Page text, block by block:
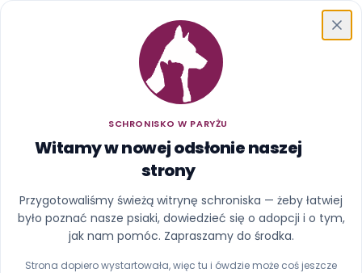
SCHRONISKO W PARYŻU
Witamy w nowej odsłonie naszej
strony
Przygotowaliśmy świeżą witrynę schroniska — żeby łatwiej
było poznać nasze psiaki, dowiedzieć się o adopcji i o tym,
jak nam pomóc. Zapraszamy do środka.
Strona dopiero wystartowała, więc tu i ówdzie może coś jeszcze
Schronisko w Paryżu
Ups, ta strona uciekła z
kojca
Nie znaleźliśmy strony pod tym adresem (błąd 404).